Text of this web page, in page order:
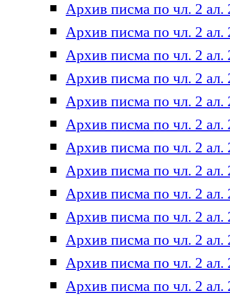
Архив писма по чл. 2 ал.
Архив писма по чл. 2 ал.
Архив писма по чл. 2 ал.
Архив писма по чл. 2 ал.
Архив писма по чл. 2 ал.
Архив писма по чл. 2 ал.
Архив писма по чл. 2 ал.
Архив писма по чл. 2 ал.
Архив писма по чл. 2 ал.
Архив писма по чл. 2 ал.
Архив писма по чл. 2 ал.
Архив писма по чл. 2 ал.
Архив писма по чл. 2 ал.